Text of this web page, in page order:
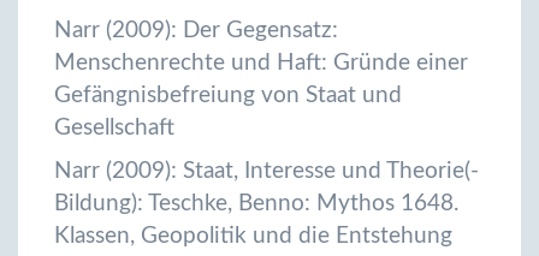
Narr (2009): Der Gegensatz:
Menschenrechte und Haft: Gründe einer
Gefängnisbefreiung von Staat und
Gesellschaft
Narr (2009): Staat, Interesse und Theorie(-
Bildung): Teschke, Benno: Mythos 1648.
Klassen, Geopolitik und die Entstehung